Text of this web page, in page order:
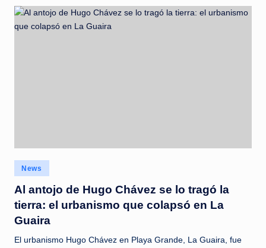
a
n
Posted
in
News
Al antojo de Hugo Chávez se lo tragó la
tierra: el urbanismo que colapsó en La
Guaira
El urbanismo Hugo Chávez en Playa Grande, La Guaira, fue